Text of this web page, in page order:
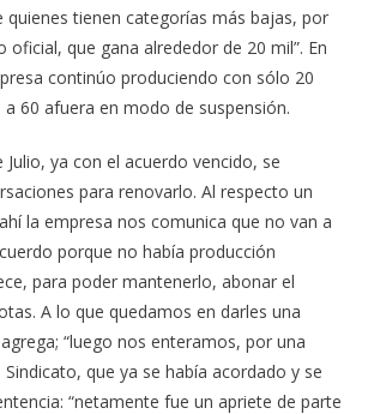
quienes tienen categorías más bajas, por
que gana alrededor de 20 mil”. En
continúo produciendo con sólo 20
60 afuera en modo de suspensión.
Julio, ya con el acuerdo vencido, se
para renovarlo. Al respecto un
la empresa nos comunica que no van a
porque no había producción
para poder mantenerlo, abonar el
A lo que quedamos en darles una
“luego nos enteramos, por una
que ya se había acordado y se
“netamente fue un apriete de parte